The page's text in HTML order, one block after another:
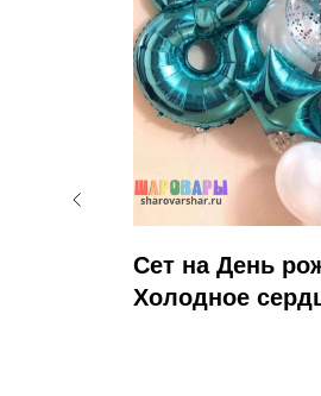
Сет на День
Холодное